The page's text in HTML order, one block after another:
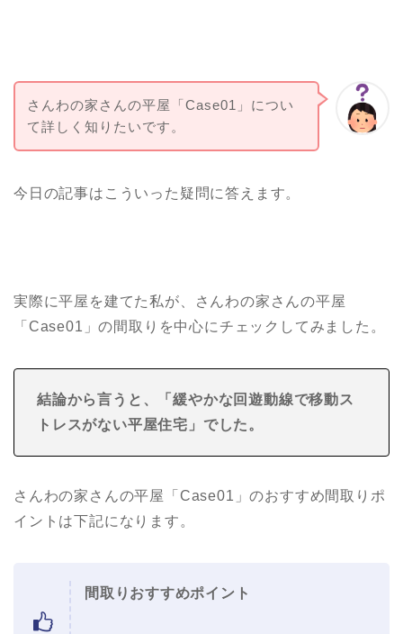
さんわの家さんの平屋「Case01」につい
て詳しく知りたいです。
今日の記事はこういった疑問に答えます。
実際に平屋を建てた私が、さんわの家さんの平屋
「Case01」の間取りを中心にチェックしてみました。
結論から言うと、「緩やかな回遊動線で移動ス
トレスがない平屋住宅 」でした。
さんわの家さんの平屋「Case01」のおすすめ間取りポ
イントは下記になります。
間取りおすすめポイント